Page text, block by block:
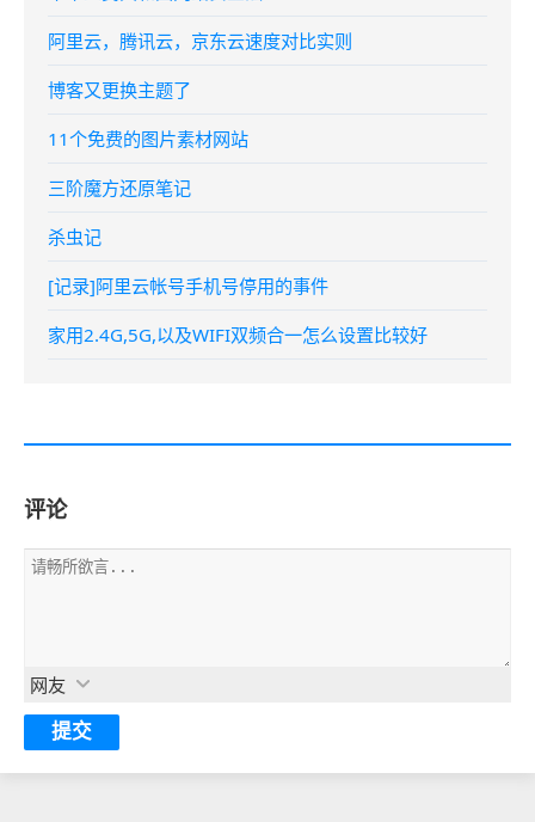
阿里云，腾讯云，京东云速度对比实则
博客又更换主题了
11个免费的图片素材网站
三阶魔方还原笔记
杀虫记
[记录]阿里云帐号手机号停用的事件
家用2.4G,5G,以及WIFI双频合一怎么设置比较好
评论
网友